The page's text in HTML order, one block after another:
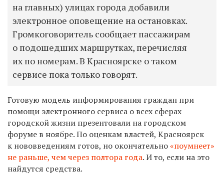
на главных) улицах города добавили
электронное оповещение на остановках.
Громкоговоритель сообщает пассажирам
о подошедших маршрутках, перечисляя
их по номерам. В Красноярске о таком
сервисе пока только говорят.
Готовую модель информирования граждан при
помощи электронного сервиса о всех сферах
городской жизни презентовали на городском
форуме в ноябре. По оценкам властей, Красноярск
к нововведениям готов, но окончательно«поумнеет»
не раньше, чем через полтора года. И то, если на это
найдутся средства.